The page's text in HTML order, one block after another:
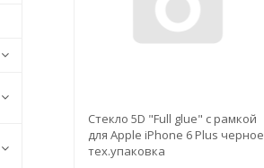
Стекло 5D "Full glue" с рамкой
для Apple iPhone 6 Plus черное,
тех.упаковка